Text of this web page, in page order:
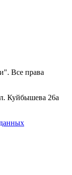
Все права
Куйбышева 26а